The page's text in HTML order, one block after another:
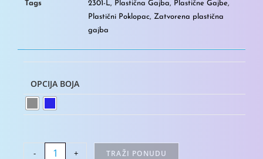
Tags
2301-L, Plastična Gajba, Plastične Gajbe,
Plastični Poklopac, Zatvorena plastična
gajba
OPCIJA BOJA
- + TRAŽI PONUDU